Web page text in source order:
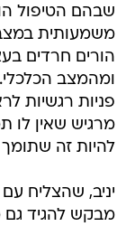
שבהם הטיפול
משמעותית
הורים חרדים
ומהמצב
פניות רגשיות
מרגיש שאין לו
להיות זה
יניב, שהצליח
מבקש להגיד